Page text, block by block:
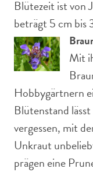
Blütezeit ist von
beträgt 5 cm bis
Mit
Hobbygärtnern
Blütenstand
vergessen, mit
Unkraut
prägen eine